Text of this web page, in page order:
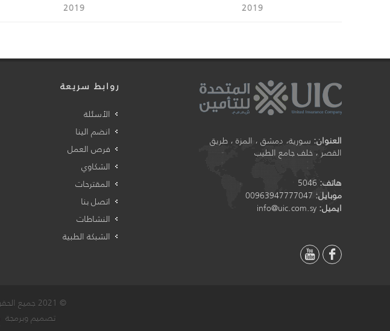
2019
2019
العنوان: سورية، دمشق ، المزة ، طريق
القصر ، خلف جامع الطيب
هاتف: 5046
موبايل: 00963947777047
ايميل: info@uic.com.sy
روابط سريعة
الأسئلة
انضم الينا
فرص العمل
الشكاوي
المقترحات
اتصل بنا
النشاطات
الشبكة الطبية
© 2021 جميع الحقوق محفوظة للمتحدة للتامين
تصميم وبرمجة